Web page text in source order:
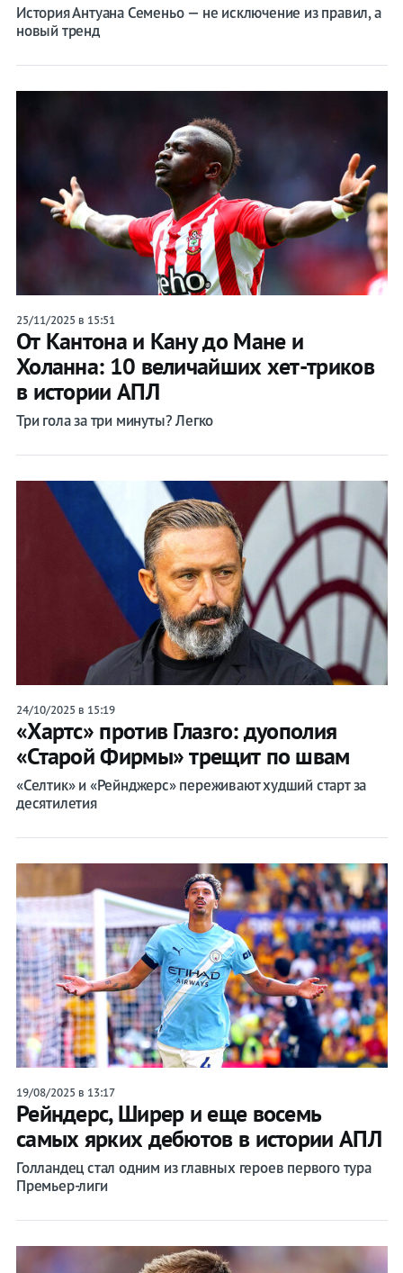
История Антуана Семеньо — не исключение из правил, а
новый тренд
25/11/2025 в 15:51
От Кантона и Кану до Мане и
Холанна: 10 величайших хет-триков
в истории АПЛ
Три гола за три минуты? Легко
24/10/2025 в 15:19
«Хартс» против Глазго: дуополия
«Старой Фирмы» трещит по швам
«Селтик» и «Рейнджерс» переживают худший старт за
десятилетия
19/08/2025 в 13:17
Рейндерс, Ширер и еще восемь
самых ярких дебютов в истории АПЛ
Голландец стал одним из главных героев первого тура
Премьер-лиги